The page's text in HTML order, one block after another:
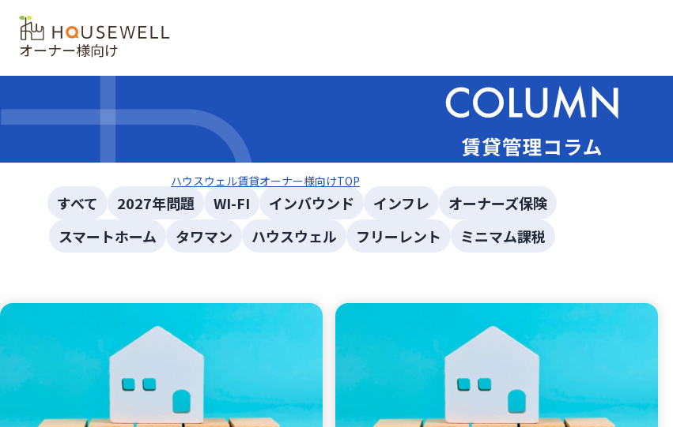
オーナー様向け
ハウスウェル賃貸オーナー様向けTOP
すべて 2027年問題 WI-FI インバウンド インフレ
オーナーズ保険
スマートホーム
タワマン ハウスウェル フリーレント ミニマム課税